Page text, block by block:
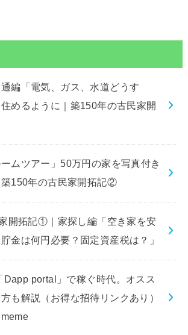
編「電気、ガス、水道どうす
めるように｜築150年の古民家開
ームツアー」50万円の家を写真付き
150年の古民家開拓記②
開拓記①｜家探し編「空き家を安
金は何円必要？固定資産税は？」
Dapp portal」で稼ぐ時代。オスス
も解説（お得な招待リンクあり）